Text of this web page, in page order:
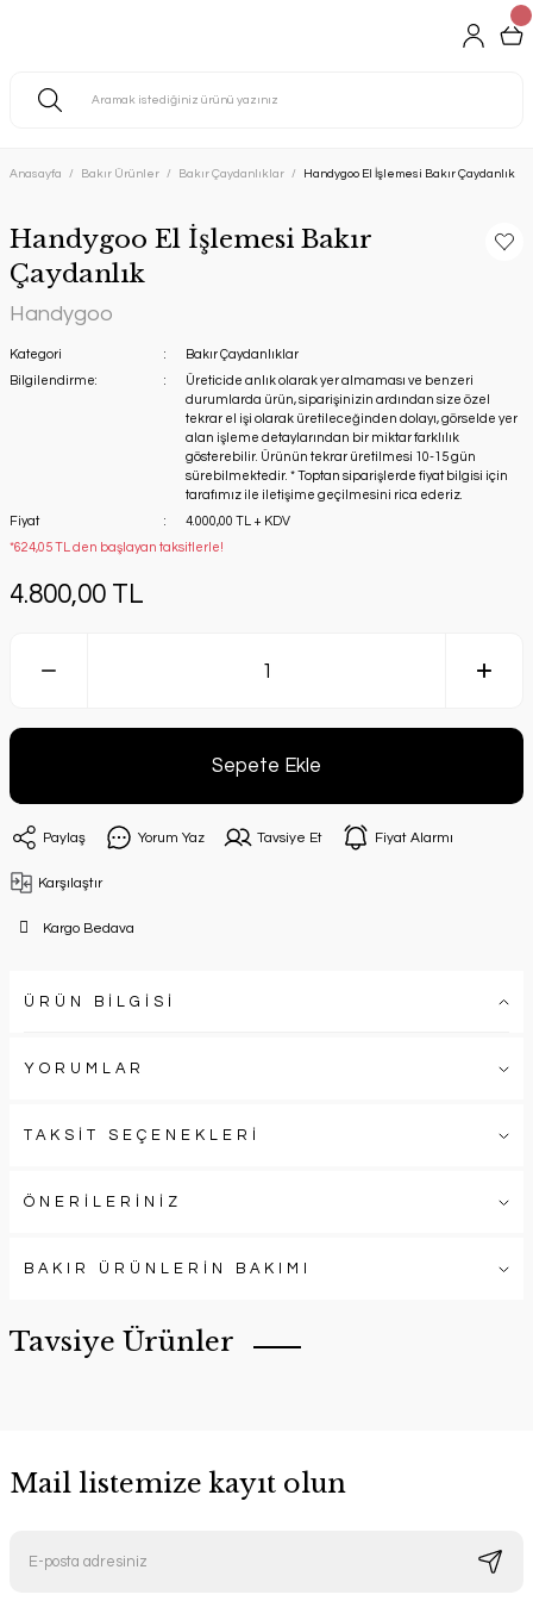
Anasayfa Bakır Ürünler Bakır Çaydanlıklar Handygoo El İşlemesi Bakır Çaydanlık
Handygoo El İşlemesi Bakır
Çaydanlık
Handygoo
Kategori
Bakır Çaydanlıklar
Bilgilendirme:
Üreticide anlık olarak yer almaması ve benzeri
durumlarda ürün, siparişinizin ardından size özel
tekrar el işi olarak üretileceğinden dolayı, görselde yer
alan işleme detaylarından bir miktar farklılık
gösterebilir. Ürünün tekrar üretilmesi 10-15 gün
sürebilmektedir. * Toptan siparişlerde fiyat bilgisi için
tarafımız ile iletişime geçilmesini rica ederiz.
Fiyat
4.000,00 TL + KDV
*624,05 TL den başlayan taksitlerle!
4.800,00 TL
Sepete Ekle
Paylaş Yorum Yaz Tavsiye Et Fiyat Alarmı
Karşılaştır
Kargo Bedava
ÜRÜN BİLGİSİ
YORUMLAR
TAKSİT SEÇENEKLERİ
ÖNERİLERİNİZ
BAKIR ÜRÜNLERİN BAKIMI
Tavsiye Ürünler
Mail listemize kayıt olun